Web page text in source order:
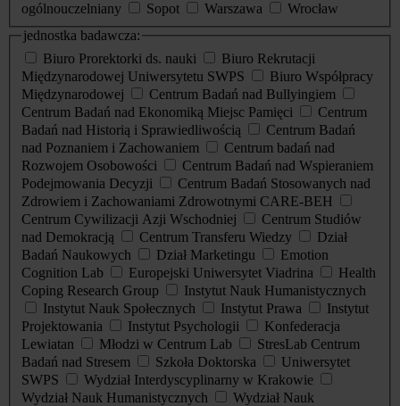
ogólnouczelniany
Sopot Warszawa
Wrocław
jednostka badawcza:
Biuro Prorektorki ds. nauki
Biuro Rekrutacji
Międzynarodowej Uniwersytetu SWPS
Biuro Współpracy
Międzynarodowej
Centrum Badań nad Bullyingiem
Centrum Badań nad Ekonomiką Miejsc Pamięci
Centrum
Badań nad Historią i Sprawiedliwością
Centrum Badań
nad Poznaniem i Zachowaniem
Centrum badań nad
Rozwojem Osobowości
Centrum Badań nad Wspieraniem
Podejmowania Decyzji
Centrum Badań Stosowanych nad
Zdrowiem i Zachowaniami Zdrowotnymi CARE-BEH
Centrum Cywilizacji Azji Wschodniej
Centrum Studiów
nad Demokracją
Centrum Transferu Wiedzy
Dział
Badań Naukowych
Dział Marketingu
Emotion
Cognition Lab
Europejski Uniwersytet Viadrina
Health
Coping Research Group
Instytut Nauk Humanistycznych
Instytut Nauk Społecznych
Instytut Prawa
Instytut
Projektowania
Instytut Psychologii
Konfederacja
Lewiatan
Młodzi w Centrum Lab
StresLab Centrum
Badań nad Stresem
Szkoła Doktorska
Uniwersytet
SWPS
Wydział Interdyscyplinarny w Krakowie
Wydział Nauk Humanistycznych
Wydział Nauk